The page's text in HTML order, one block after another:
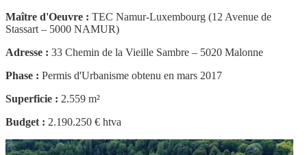
Maître d'Oeuvre : TEC Namur-Luxembourg (12 Avenue de
Stassart – 5000 NAMUR)
Adresse : 33 Chemin de la Vieille Sambre – 5020 Malonne
Phase : Permis d'Urbanisme obtenu en mars 2017
Superficie : 2.559 m²
Budget : 2.190.250 € htva